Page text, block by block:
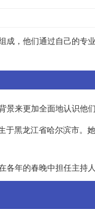
，他们通过自己的专
来更加全面地认识他们
黑龙江省哈尔滨市。
年的春晚中担任主持